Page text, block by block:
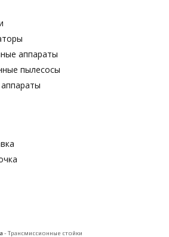
аппараты
пылесосы
- Трансмиссионные стойки